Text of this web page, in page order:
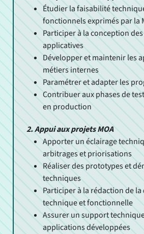
Étudier la faisabilité
fonctionnels exprimés par la
Participer à la conception
applicatives
Développer et maintenir les
métiers internes
Paramétrer et adapter les
Contribuer aux phases de
en production
2. Appui aux projets MOA
Apporter un éclairage
arbitrages et priorisations
Réaliser des prototypes et
techniques
Participer à la rédaction de
technique et fonctionnelle
Assurer un support
applications développées